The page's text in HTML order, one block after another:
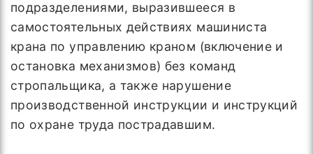
подразделениями, выразившееся в
самостоятельных действиях машиниста
крана по управлению краном (включение и
остановка механизмов) без команд
стропальщика, а также нарушение
производственной инструкции и инструкций
по охране труда пострадавшим.